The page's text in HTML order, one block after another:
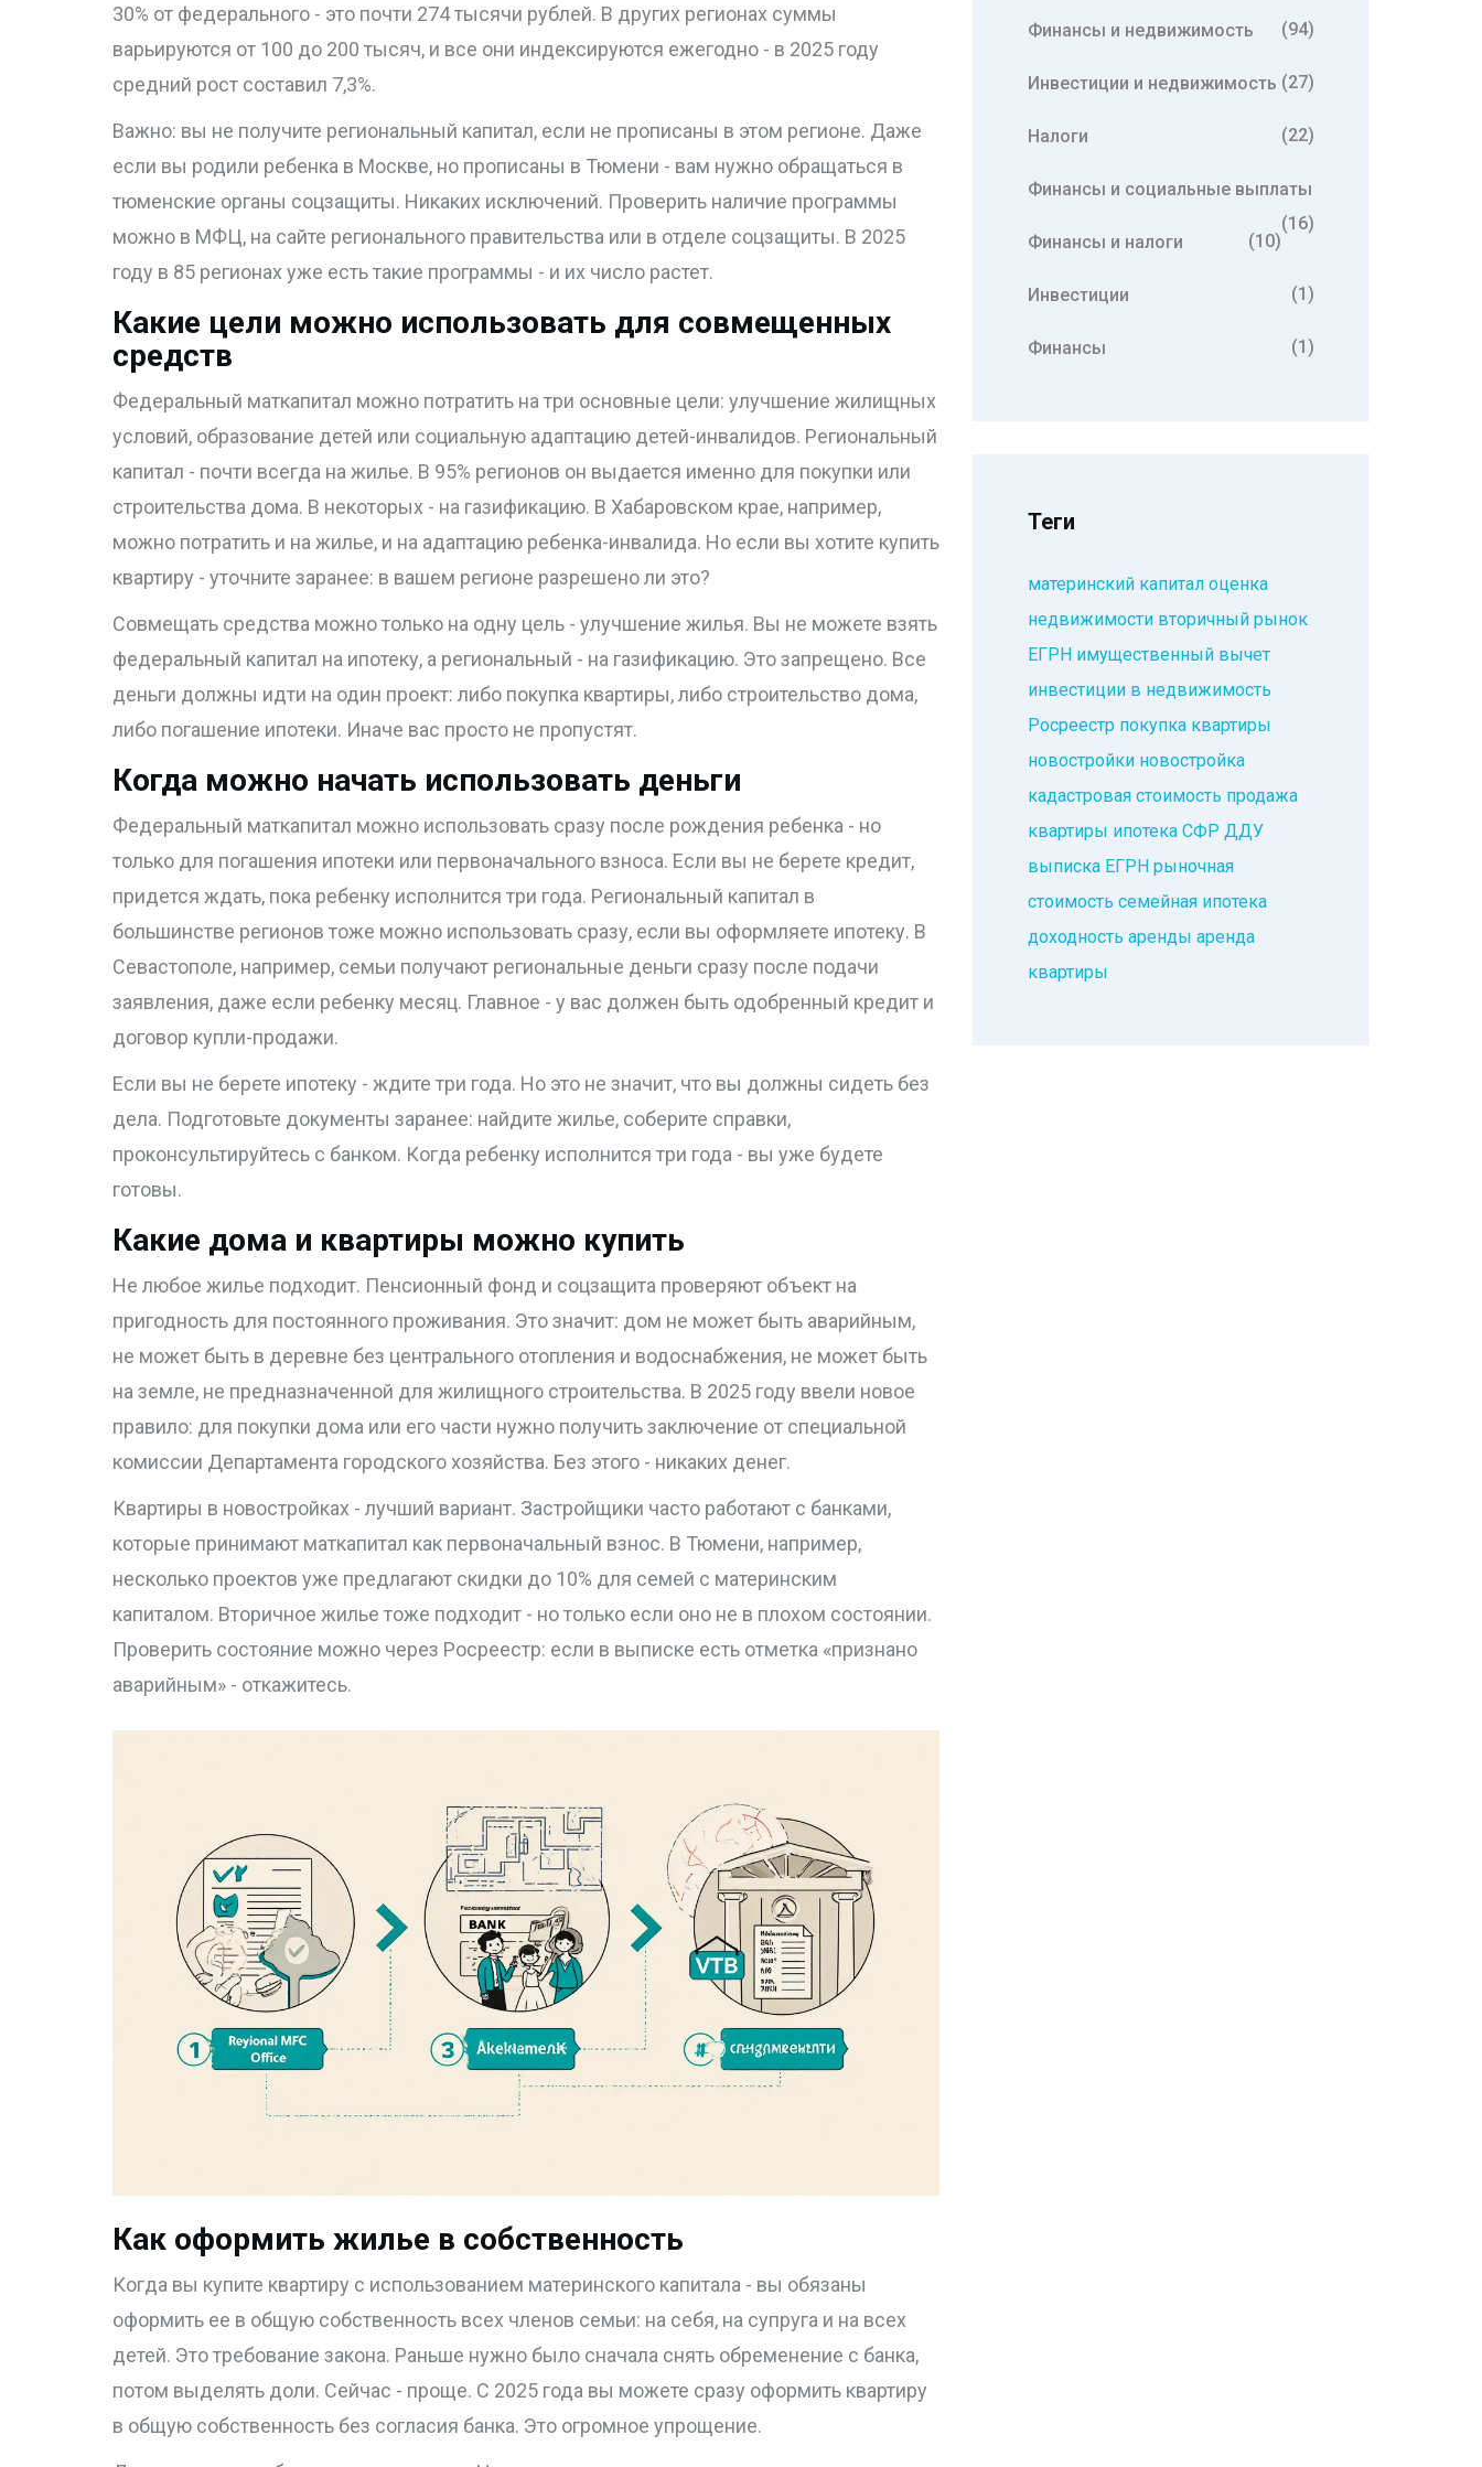
30% от федерального - это почти 274 тысячи рублей. В других регионах суммы
варьируются от 100 до 200 тысяч, и все они индексируются ежегодно - в 2025 году
средний рост составил 7,3%.
Важно: вы не получите региональный капитал, если не прописаны в этом регионе. Даже
если вы родили ребенка в Москве, но прописаны в Тюмени - вам нужно обращаться в
тюменские органы соцзащиты. Никаких исключений. Проверить наличие программы
можно в МФЦ, на сайте регионального правительства или в отделе соцзащиты. В 2025
году в 85 регионах уже есть такие программы - и их число растет.
Какие цели можно использовать для совмещенных
средств
Федеральный маткапитал можно потратить на три основные цели: улучшение жилищных
условий, образование детей или социальную адаптацию детей-инвалидов. Региональный
капитал - почти всегда на жилье. В 95% регионов он выдается именно для покупки или
строительства дома. В некоторых - на газификацию. В Хабаровском крае, например,
можно потратить и на жилье, и на адаптацию ребенка-инвалида. Но если вы хотите купить
квартиру - уточните заранее: в вашем регионе разрешено ли это?
Совмещать средства можно только на одну цель - улучшение жилья. Вы не можете взять
федеральный капитал на ипотеку, а региональный - на газификацию. Это запрещено. Все
деньги должны идти на один проект: либо покупка квартиры, либо строительство дома,
либо погашение ипотеки. Иначе вас просто не пропустят.
Когда можно начать использовать деньги
Федеральный маткапитал можно использовать сразу после рождения ребенка - но
только для погашения ипотеки или первоначального взноса. Если вы не берете кредит,
придется ждать, пока ребенку исполнится три года. Региональный капитал в
большинстве регионов тоже можно использовать сразу, если вы оформляете ипотеку. В
Севастополе, например, семьи получают региональные деньги сразу после подачи
заявления, даже если ребенку месяц. Главное - у вас должен быть одобренный кредит и
договор купли-продажи.
Если вы не берете ипотеку - ждите три года. Но это не значит, что вы должны сидеть без
дела. Подготовьте документы заранее: найдите жилье, соберите справки,
проконсультируйтесь с банком. Когда ребенку исполнится три года - вы уже будете
готовы.
Какие дома и квартиры можно купить
Не любое жилье подходит. Пенсионный фонд и соцзащита проверяют объект на
пригодность для постоянного проживания. Это значит: дом не может быть аварийным,
не может быть в деревне без центрального отопления и водоснабжения, не может быть
на земле, не предназначенной для жилищного строительства. В 2025 году ввели новое
правило: для покупки дома или его части нужно получить заключение от специальной
комиссии Департамента городского хозяйства. Без этого - никаких денег.
Квартиры в новостройках - лучший вариант. Застройщики часто работают с банками,
которые принимают маткапитал как первоначальный взнос. В Тюмени, например,
несколько проектов уже предлагают скидки до 10% для семей с материнским
капиталом. Вторичное жилье тоже подходит - но только если оно не в плохом состоянии.
Проверить состояние можно через Росреестр: если в выписке есть отметка «признано
аварийным» - откажитесь.
Как оформить жилье в собственность
Когда вы купите квартиру с использованием материнского капитала - вы обязаны
оформить ее в общую собственность всех членов семьи: на себя, на супруга и на всех
детей. Это требование закона. Раньше нужно было сначала снять обременение с банка,
потом выделять доли. Сейчас - проще. С 2025 года вы можете сразу оформить квартиру
в общую собственность без согласия банка. Это огромное упрощение.
Финансы и недвижимость (94)
Инвестиции и недвижимость (27)
Налоги (22)
Финансы и социальные выплаты
(16)
Финансы и налоги
(10)
Инвестиции (1)
Финансы (1)
Теги
материнский капитал оценка
недвижимости вторичный рынок
ЕГРН имущественный вычет
инвестиции в недвижимость
Росреестр покупка квартиры
новостройки новостройка
кадастровая стоимость продажа
квартиры ипотека СФР ДДУ
выписка ЕГРН рыночная
стоимость семейная ипотека
доходность аренды аренда
квартиры